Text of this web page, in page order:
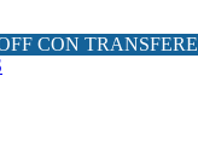
CON